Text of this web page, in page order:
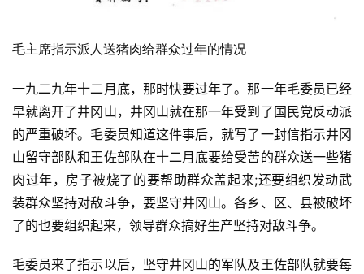
毛主席指示派人送猪肉给群众过年的情况
一九二九年十二月底，那时快要过年了。那一年毛委员已经
早就离开了井冈山，井冈山就在那一年受到了国民党反动派
的严重破坏。毛委员知道这件事后，就写了一封信指示井冈
山留守部队和王佐部队在十二月底要给受苦的群众送一些猪
肉过年，房子被烧了的要帮助群众盖起来;还要组织发动武
装群众坚持对敌斗争，要坚守井冈山。各乡、区、县被破坏
了的也要组织起来，领导群众搞好生产坚持对敌斗争。
毛委员来了指示以后，坚守井冈山的军队及王佐部队就要每